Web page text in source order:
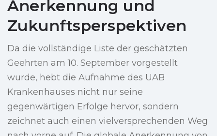
Anerkennung und
Zukunftsperspektiven
Da die vollständige Liste der geschätzten
Geehrten am 10. September vorgestellt
wurde, hebt die Aufnahme des UAB
Krankenhauses nicht nur seine
gegenwärtigen Erfolge hervor, sondern
zeichnet auch einen vielversprechenden Weg